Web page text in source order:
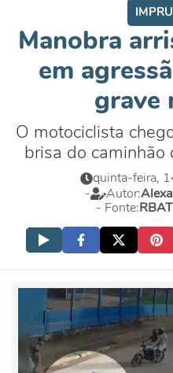
Manobra
em
grave
O motociclista
brisa do caminhão
quinta-feira,
-
Autor:
- Fonte: